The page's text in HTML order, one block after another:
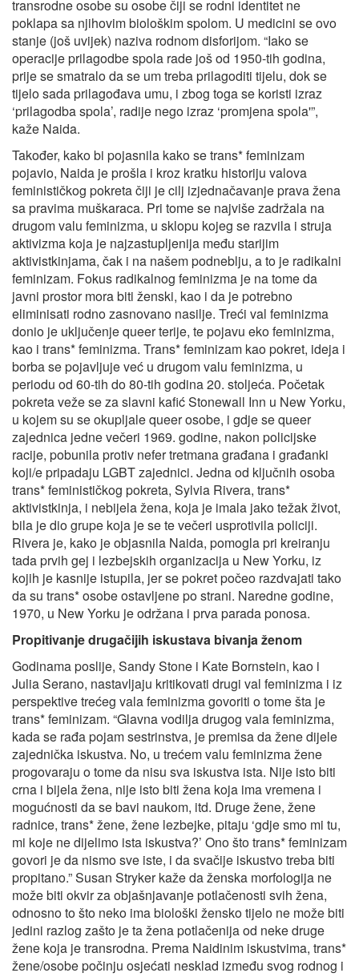
transrodne osobe su osobe čiji se rodni identitet ne
poklapa sa njihovim biološkim spolom. U medicini se ovo
stanje (još uvijek) naziva rodnom disforijom. “Iako se
operacije prilagodbe spola rade još od 1950-tih godina,
prije se smatralo da se um treba prilagoditi tijelu, dok se
tijelo sada prilagođava umu, i zbog toga se koristi izraz
‘prilagodba spola’, radije nego izraz ‘promjena spola'”,
kaže Naida.
Također, kako bi pojasnila kako se trans* feminizam
pojavio, Naida je prošla i kroz kratku historiju valova
feminističkog pokreta čiji je cilj izjednačavanje prava žena
sa pravima muškaraca. Pri tome se najviše zadržala na
drugom valu feminizma, u sklopu kojeg se razvila i struja
aktivizma koja je najzastupljenija među starijim
aktivistkinjama, čak i na našem podneblju, a to je radikalni
feminizam. Fokus radikalnog feminizma je na tome da
javni prostor mora biti ženski, kao i da je potrebno
eliminisati rodno zasnovano nasilje. Treći val feminizma
donio je uključenje queer terije, te pojavu eko feminizma,
kao i trans* feminizma. Trans* feminizam kao pokret, ideja i
borba se pojavljuje već u drugom valu feminizma, u
periodu od 60-tih do 80-tih godina 20. stoljeća. Početak
pokreta veže se za slavni kafić Stonewall Inn u New Yorku,
u kojem su se okupljale queer osobe, i gdje se queer
zajednica jedne večeri 1969. godine, nakon policijske
racije, pobunila protiv nefer tretmana građana i građanki
koji/e pripadaju LGBT zajednici. Jedna od ključnih osoba
trans* feminističkog pokreta, Sylvia Rivera, trans*
aktivistkinja, i nebijela žena, koja je imala jako težak život,
bila je dio grupe koja je se te večeri usprotivila policiji.
Rivera je, kako je objasnila Naida, pomogla pri kreiranju
tada prvih gej i lezbejskih organizacija u New Yorku, iz
kojih je kasnije istupila, jer se pokret počeo razdvajati tako
da su trans* osobe ostavljene po strani. Naredne godine,
1970, u New Yorku je održana i prva parada ponosa.
Propitivanje drugačijih iskustava bivanja ženom
Godinama poslije, Sandy Stone i Kate Bornstein, kao i
Julia Serano, nastavljaju kritikovati drugi val feminizma i iz
perspektive trećeg vala feminizma govoriti o tome šta je
trans* feminizam. “Glavna vodilja drugog vala feminizma,
kada se rađa pojam sestrinstva, je premisa da žene dijele
zajednička iskustva. No, u trećem valu feminizma žene
progovaraju o tome da nisu sva iskustva ista. Nije isto biti
crna i bijela žena, nije isto biti žena koja ima vremena i
mogućnosti da se bavi naukom, itd. Druge žene, žene
radnice, trans* žene, žene lezbejke, pitaju ‘gdje smo mi tu,
mi koje ne dijelimo ista iskustva?’ Ono što trans* feminizam
govori je da nismo sve iste, i da svačije iskustvo treba biti
propitano.” Susan Stryker kaže da ženska morfologija ne
može biti okvir za objašnjavanje potlačenosti svih žena,
odnosno to što neko ima biološki žensko tijelo ne može biti
jedini razlog zašto je ta žena potlačenija od neke druge
žene koja je transrodna. Prema Naidinim iskustvima, trans*
žene/osobe počinju osjećati nesklad između svog rodnog i